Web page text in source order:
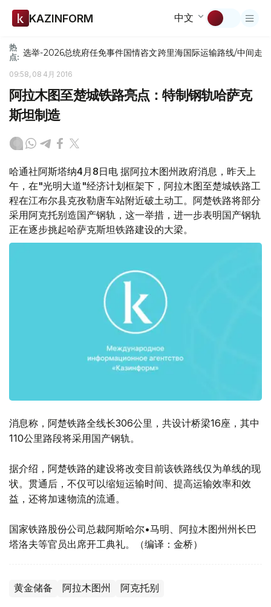
KAZINFORM 中文
热
点: 选举-2026总统府任免事件国情咨文跨里海国际运输路线/中间走廊
09:58, 08 4月 2016
阿拉木图至楚城铁路亮点：特制钢轨哈萨克
斯坦制造
哈通社阿斯塔纳4月8日电 据阿拉木图州政府消息，昨天上
午，在"光明大道"经济计划框架下，阿拉木图至楚城铁路工
程在江布尔县克孜勒唐车站附近破土动工。阿楚铁路将部分
采用阿克托别造国产钢轨，这一举措，进一步表明国产钢轨
正在逐步挑起哈萨克斯坦铁路建设的大梁。
消息称，阿楚铁路全线长306公里，共设计桥梁16座，其中
110公里路段将采用国产钢轨。
据介绍，阿楚铁路的建设将改变目前该铁路线仅为单线的现
状。贯通后，不仅可以缩短运输时间、提高运输效率和效
益，还将加速物流的流通。
国家铁路股份公司总裁阿斯哈尔•马明、阿拉木图州州长巴
塔洛夫等官员出席开工典礼。（编译：金桥）
黄金储备 阿拉木图州 阿克托别